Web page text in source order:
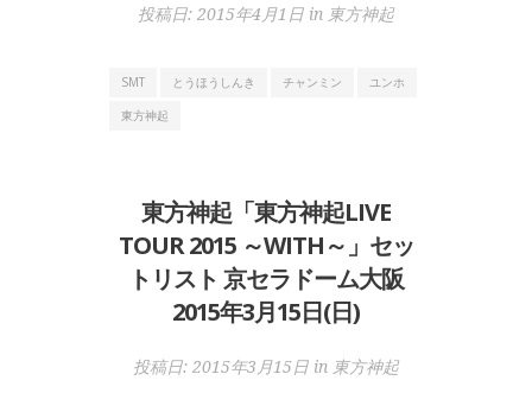
投稿日: 2015年4月1日 in 東方神起
SMT とうほうしんき チャンミン
ユンホ
東方神起
東方神起「東方神起LIVE
TOUR 2015 ～WITH～」セッ
トリスト 京セラドーム大阪
2015年3月15日(日)
投稿日: 2015年3月15日 in 東方神起